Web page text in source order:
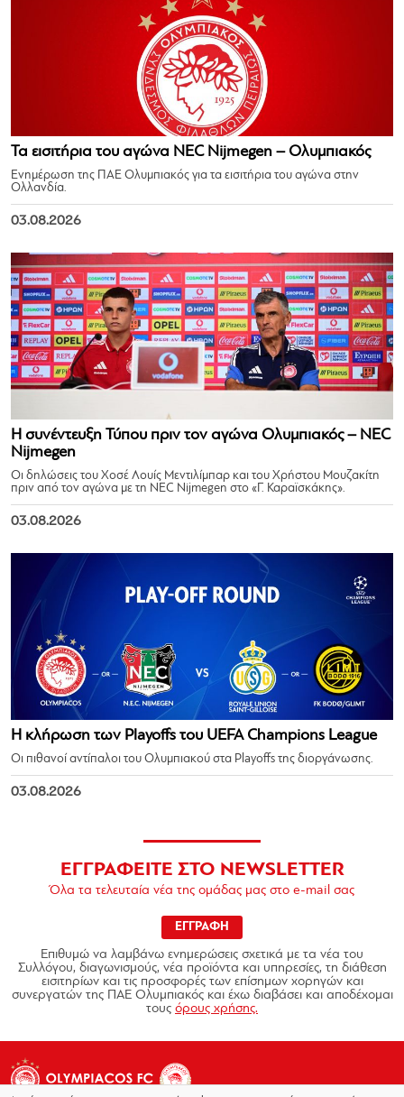
Τα εισιτήρια του αγώνα NEC Nijmegen – Ολυμπιακός
Ενημέρωση της ΠΑΕ Ολυμπιακός για τα εισιτήρια του αγώνα στην
Ολλανδία.
03.08.2026
Η συνέντευξη Τύπου πριν τον αγώνα Ολυμπιακός – NEC
Nijmegen
Οι δηλώσεις του Χοσέ Λουίς Μεντιλίμπαρ και του Χρήστου Μουζακίτη
πριν από τον αγώνα με τη NEC Nijmegen στο «Γ. Καραϊσκάκης».
03.08.2026
Η κλήρωση των Playoffs του UEFA Champions League
Οι πιθανοί αντίπαλοι του Ολυμπιακού στα Playoffs της διοργάνωσης.
03.08.2026
ΕΓΓΡΑΦΕΙΤΕ ΣΤΟ NEWSLETTER
Όλα τα τελευταία νέα της ομάδας μας στο e-mail σας
ΕΓΓΡΑΦΗ
Επιθυμώ να λαμβάνω ενημερώσεις σχετικά με τα νέα του
Συλλόγου, διαγωνισμούς, νέα προϊόντα και υπηρεσίες, τη διάθεση
εισιτηρίων και τις προσφορές των επίσημων χορηγών και
συνεργατών της ΠΑΕ Ολυμπιακός και έχω διαβάσει και αποδέχομαι
τους όρους χρήσης.